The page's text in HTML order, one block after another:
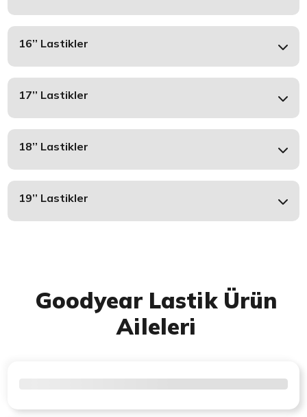
16’’ Lastikler
17’’ Lastikler
18’’ Lastikler
19’’ Lastikler
Goodyear Lastik Ürün
Aileleri